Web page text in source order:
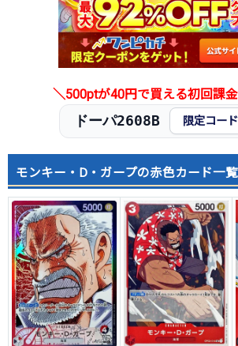
＼500ptが40円で買える初回課
ドーパ2608B 限定コー
モンキー・D・ガープの赤色カード一覧